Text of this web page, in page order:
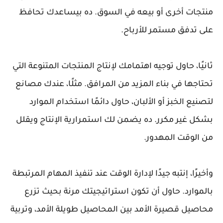
منتجات أخرى أو بيعه في السوق. ده بيساعدك تحافظ
على تدفق مستمر للأرباح.
ثانيًا، حاول توجيه اهتمامك لإنتاج المنتجات المتنوعة التي
تحتاجها في بناء المزيد من المرافق. مثلًا، عندك مصانع
لتصنيع الخبز أو الألبان، حاول دائمًا استخدام الموارد
بشكل غير مكرر. ده يضمن لك استمرارية الإنتاج ويقلل
من الوقت المهدور.
وأخيرًا، إنتبه جيدًا لإدارة الوقت عند تنفيذ المهام المرتبطة
بالموارد. حاول أن تكون استراتيجيتك مرنة بحيث تزرع
محاصيل قصيرة الأمد بين المحاصيل طويلة الأمد، وتربية